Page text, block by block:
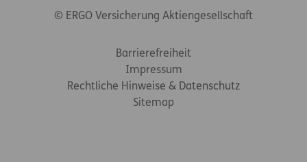
© ERGO Versicherung Aktiengesellschaft
Barrierefreiheit
Impressum
Rechtliche Hinweise & Datenschutz
Sitemap